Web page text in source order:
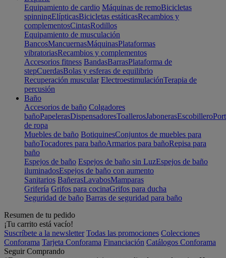
Equipamiento de cardio Máquinas de remoBicicletas
spinningElípticasBicicletas estáticasRecambios y
complementosCintasRodillos
Equipamiento de musculación
BancosMancuernasMáquinasPlataformas
vibratoriasRecambios y complementos
Accesorios fitness BandasBarrasPlataforma de
stepCuerdasBolas y esferas de equilibrio
Recuperación muscular ElectroestimulaciónTerapia de
percusión
Baño
Accesorios de baño Colgadores
bañoPapelerasDispensadoresToallerosJabonerasEscobillero
de ropa
Muebles de baño BotiquinesConjuntos de muebles para
bañoTocadores para bañoArmarios para bañoRepisa para
baño
Espejos de baño Espejos de baño sin LuzEspejos de baño
iluminadosEspejos de baño con aumento
Sanitarios BañerasLavabosMamparas
Grifería Grifos para cocinaGrifos para ducha
Seguridad de baño Barras de seguridad para baño
Resumen de tu pedido
¡Tu carrito está vacío!
Suscríbete a la newsletter Todas las promociones Colecciones
Conforama Tarjeta Conforama Financiación Catálogos Conforama
Seguir Comprando